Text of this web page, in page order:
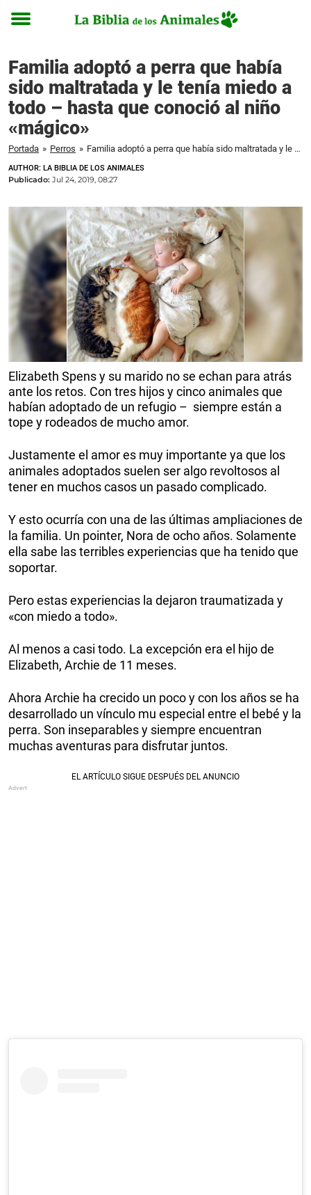
Toggle
Familia adoptó a perra que había
sido maltratada y le tenía miedo a
todo – hasta que conoció al niño
«mágico»
Portada » Perros » Familia adoptó a perra que había sido maltratada y le tenía miedo a todo - hasta que conoció al niño "mágico"
AUTHOR: LA BIBLIA DE LOS ANIMALES
Publicado: Jul 24, 2019, 08:27
Elizabeth Spens y su marido no se echan para atrás
ante los retos. Con tres hijos y cinco animales que
habían adoptado de un refugio – siempre están a
tope y rodeados de mucho amor.
Justamente el amor es muy importante ya que los
animales adoptados suelen ser algo revoltosos al
tener en muchos casos un pasado complicado.
Y esto ocurría con una de las últimas ampliaciones de
la familia. Un pointer, Nora de ocho años. Solamente
ella sabe las terribles experiencias que ha tenido que
soportar.
Pero estas experiencias la dejaron traumatizada y
«con miedo a todo».
Al menos a casi todo. La excepción era el hijo de
Elizabeth, Archie de 11 meses.
Ahora Archie ha crecido un poco y con los años se ha
desarrollado un vínculo mu especial entre el bebé y la
perra. Son inseparables y siempre encuentran
muchas aventuras para disfrutar juntos.